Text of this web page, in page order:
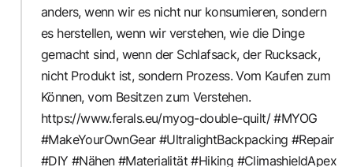
anders, wenn wir es nicht nur konsumieren, sondern
es herstellen, wenn wir verstehen, wie die Dinge
gemacht sind, wenn der Schlafsack, der Rucksack,
nicht Produkt ist, sondern Prozess. Vom Kaufen zum
Können, vom Besitzen zum Verstehen.
https://www.ferals.eu/myog-double-quilt/ #MYOG
#MakeYourOwnGear #UltralightBackpacking #Repair
#DIY #Nähen #Materialität #Hiking #ClimashieldApex